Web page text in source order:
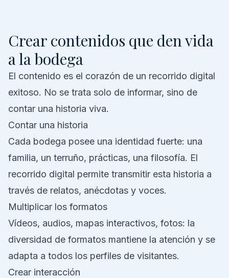
Crear contenidos que den vida
a la bodega
El contenido es el corazón de un recorrido digital
exitoso. No se trata solo de informar, sino de
contar una historia viva.
Contar una historia
Cada bodega posee una identidad fuerte: una
familia, un terruño, prácticas, una filosofía. El
recorrido digital permite transmitir esta historia a
través de relatos, anécdotas y voces.
Multiplicar los formatos
Vídeos, audios, mapas interactivos, fotos: la
diversidad de formatos mantiene la atención y se
adapta a todos los perfiles de visitantes.
Crear interacción